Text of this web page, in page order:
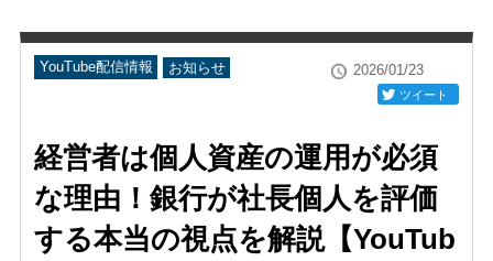
YouTube配信情報 お知らせ 2026/01/23
ツイート
経営者は個人資産の運用が必須
な理由！銀行が社長個人を評価
する本当の視点を解説【YouTub